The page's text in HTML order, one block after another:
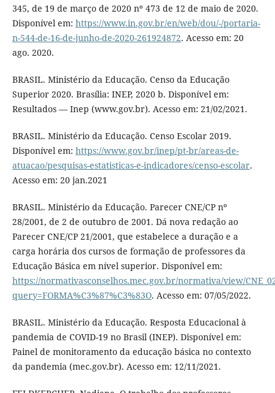
345, de 19 de março de 2020 nº 473 de 12 de maio de 2020.
Disponível em: https://www.in.gov.br/en/web/dou/-/portaria-
n-544-de-16-de-junho-de-2020-261924872. Acesso em: 20
ago. 2020.
BRASIL. Ministério da Educação. Censo da Educação
Superior 2020. Brasília: INEP, 2020 b. Disponível em:
Resultados — Inep (www.gov.br). Acesso em: 21/02/2021.
BRASIL. Ministério da Educação. Censo Escolar 2019.
Disponível em: https://www.gov.br/inep/pt-br/areas-de-
atuacao/pesquisas-estatisticas-e-indicadores/censo-escolar.
Acesso em: 20 jan.2021
BRASIL. Ministério da Educação. Parecer CNE/CP nº
28/2001, de 2 de outubro de 2001. Dá nova redação ao
Parecer CNE/CP 21/2001, que estabelece a duração e a
carga horária dos cursos de formação de professores da
Educação Básica em nível superior. Disponível em:
https://normativasconselhos.mec.gov.br/normativa/view/
query=FORMA%C3%87%C3%83O. Acesso em: 07/05/2022.
BRASIL. Ministério da Educação. Resposta Educacional à
pandemia de COVID-19 no Brasil (INEP). Disponível em:
Painel de monitoramento da educação básica no contexto
da pandemia (mec.gov.br). Acesso em: 12/11/2021.